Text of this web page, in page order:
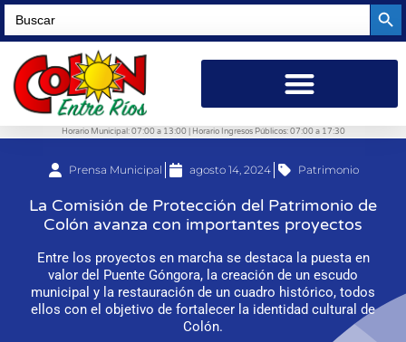
Search
for:
Horario Municipal: 07:00 a 13:00 | Horario Ingresos Públicos: 07:00 a 17:30
Prensa Municipal agosto 14, 2024 Patrimonio
La Comisión de Protección del Patrimonio de
Colón avanza con importantes proyectos
Entre los proyectos en marcha se destaca la puesta en
valor del Puente Góngora, la creación de un escudo
municipal y la restauración de un cuadro histórico, todos
ellos con el objetivo de fortalecer la identidad cultural de
Colón.